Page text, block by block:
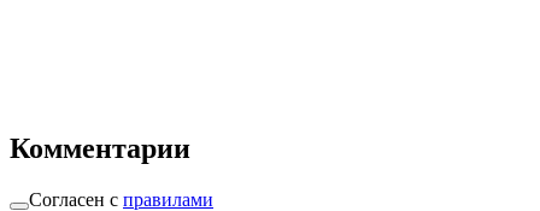
Комментарии
Согласен с правилами